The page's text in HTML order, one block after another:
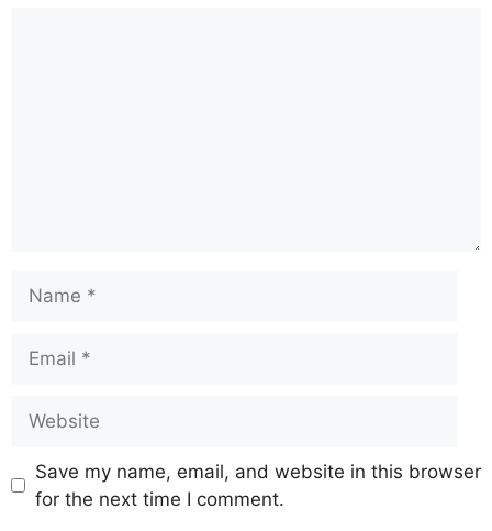
Save my name, email, and website in this browser
for the next time I comment.